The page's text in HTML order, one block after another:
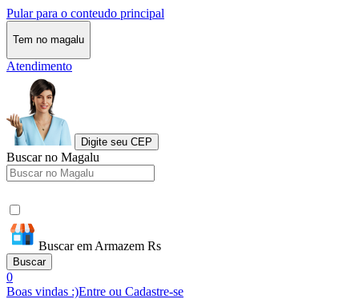
Pular para o conteudo principal
Tem no magalu
Atendimento
Digite seu CEP
Buscar no Magalu
Buscar em Armazem Rs
Buscar
0
Boas vindas :)Entre ou Cadastre-se